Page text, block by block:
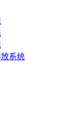
系统